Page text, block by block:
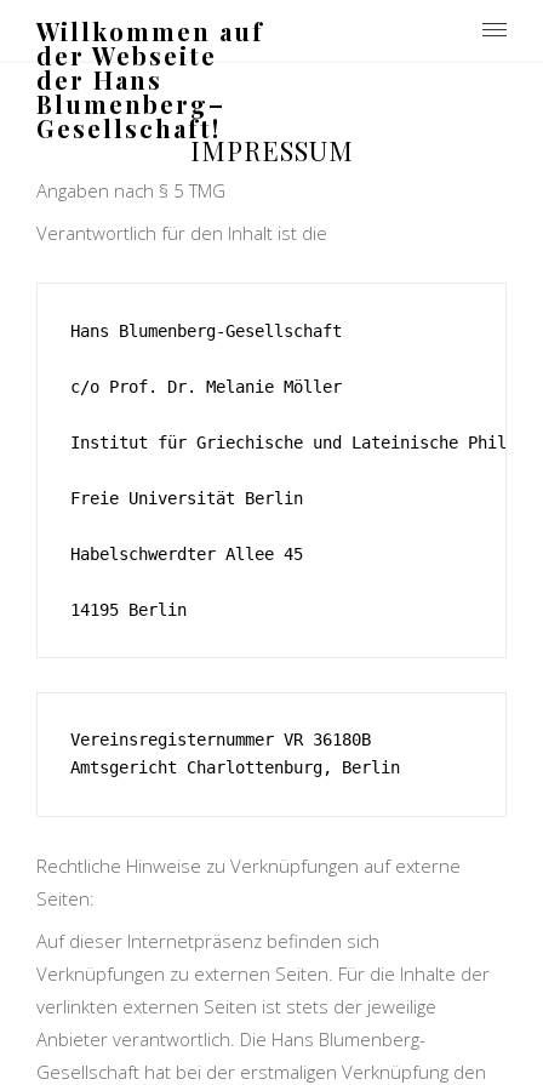
Willkommen auf
der Webseite
der Hans
Blumenberg–
Gesellschaft!
IMPRESSUM
Angaben nach § 5 TMG
Verantwortlich für den Inhalt ist die
Hans Blumenberg-Gesellschaft
c/o Prof. Dr. Melanie Möller
Institut für Griechische und Lateinische
Freie Universität Berlin
Habelschwerdter Allee 45
14195 Berlin
Vereinsregisternummer VR 36180B
Amtsgericht Charlottenburg, Berlin
Rechtliche Hinweise zu Verknüpfungen auf externe
Seiten:
Auf dieser Internetpräsenz befinden sich
Verknüpfungen zu externen Seiten. Für die Inhalte der
verlinkten externen Seiten ist stets der jeweilige
Anbieter verantwortlich. Die Hans Blumenberg-
Gesellschaft hat bei der erstmaligen Verknüpfung den